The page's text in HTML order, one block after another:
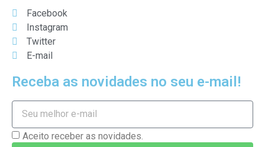
Facebook
Instagram
Twitter
E-mail
Receba as novidades no seu e-mail!
Aceito receber as novidades.